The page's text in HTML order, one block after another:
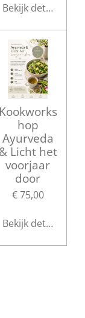
Bekijk details
Kookworks
hop
Ayurveda
& Licht het
voorjaar
door
€ 75,00
Bekijk details